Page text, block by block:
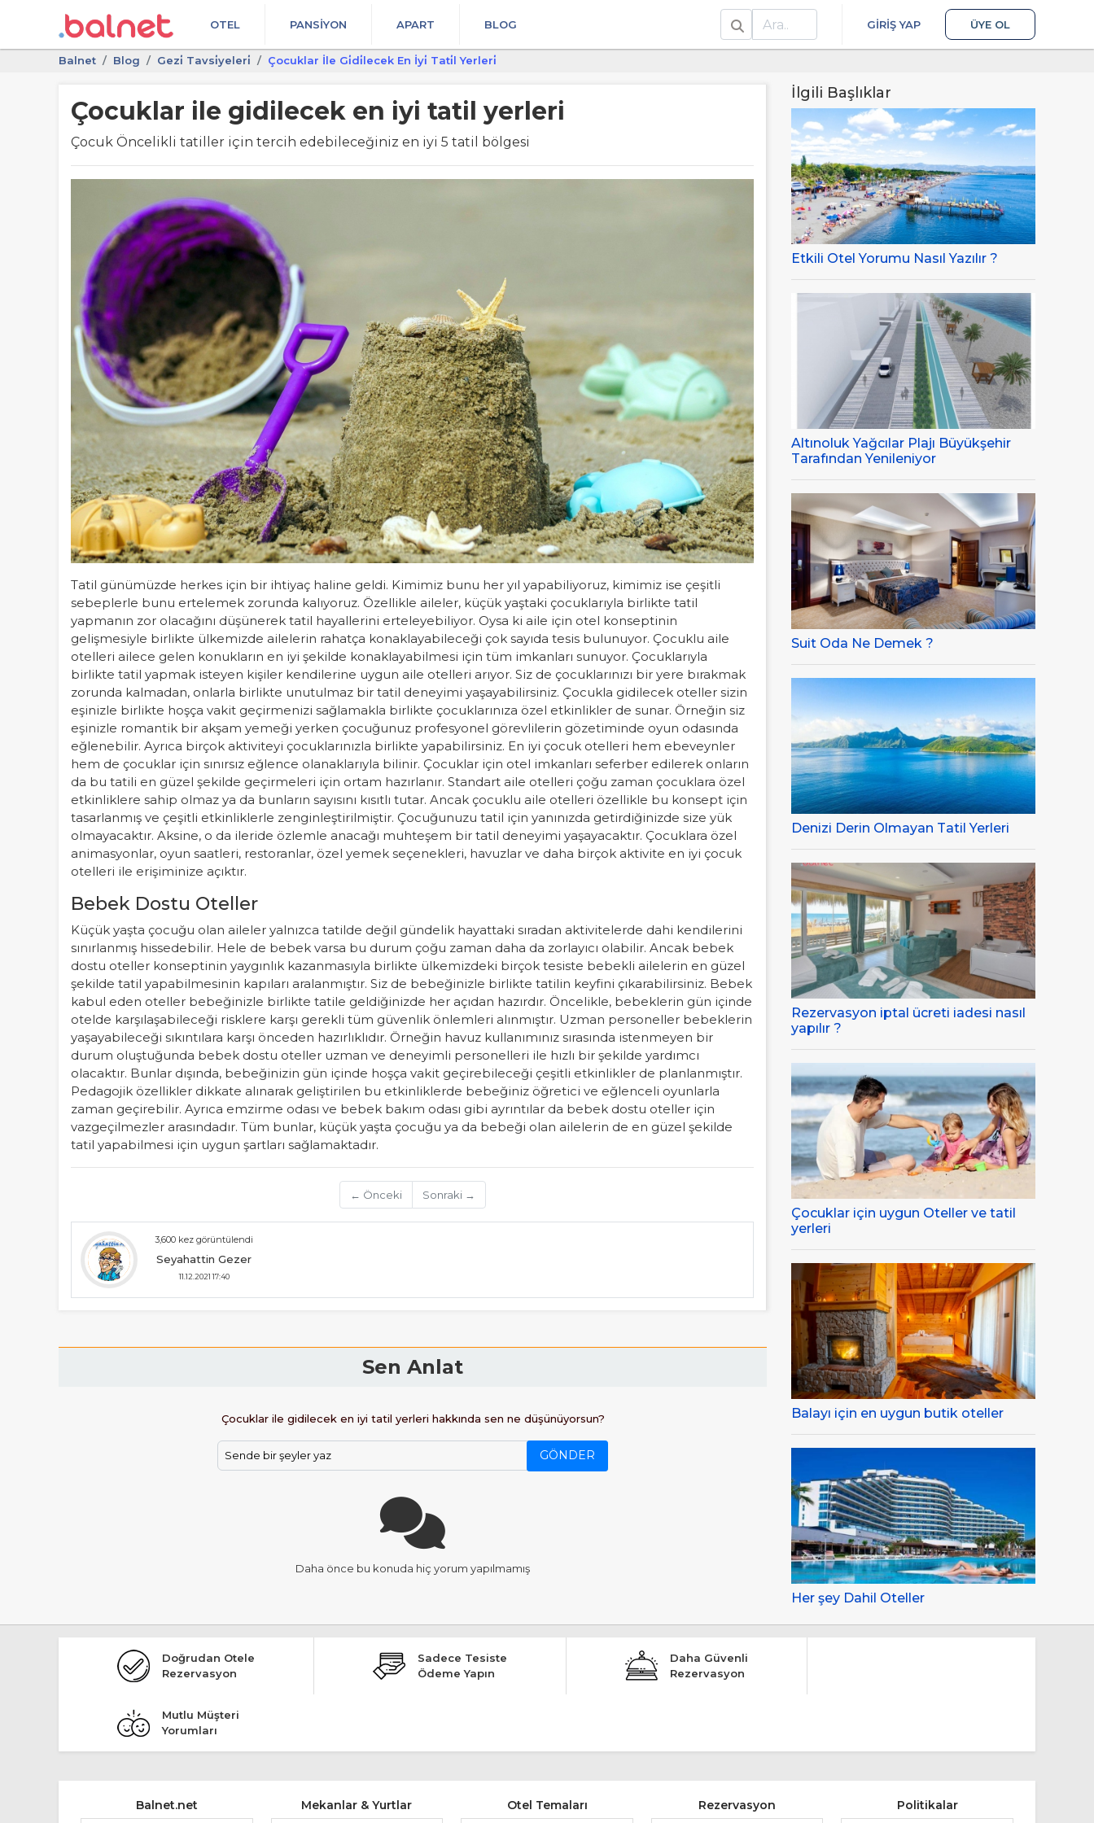
OTEL PANSIYON APART BLOG
Ara
GIRIŞ YAP ÜYE OL
Balnet Blog Gezi̇ Tavsi̇yeleri̇ Çocuklar İle Gi̇di̇lecek En İyi̇ Tati̇l Yerleri̇
Çocuklar ile gidilecek en iyi tatil yerleri
Çocuk Öncelikli tatiller için tercih edebileceğiniz en iyi 5 tatil bölgesi
Tatil günümüzde herkes için bir ihtiyaç haline geldi. Kimimiz bunu her yıl yapabiliyoruz, kimimiz ise çeşitli
sebeplerle bunu ertelemek zorunda kalıyoruz. Özellikle aileler, küçük yaştaki çocuklarıyla birlikte tatil
yapmanın zor olacağını düşünerek tatil hayallerini erteleyebiliyor. Oysa ki aile için otel konseptinin
gelişmesiyle birlikte ülkemizde ailelerin rahatça konaklayabileceği çok sayıda tesis bulunuyor. Çocuklu aile
otelleri ailece gelen konukların en iyi şekilde konaklayabilmesi için tüm imkanları sunuyor. Çocuklarıyla
birlikte tatil yapmak isteyen kişiler kendilerine uygun aile otelleri arıyor. Siz de çocuklarınızı bir yere bırakmak
zorunda kalmadan, onlarla birlikte unutulmaz bir tatil deneyimi yaşayabilirsiniz. Çocukla gidilecek oteller sizin
eşinizle birlikte hoşça vakit geçirmenizi sağlamakla birlikte çocuklarınıza özel etkinlikler de sunar. Örneğin siz
eşinizle romantik bir akşam yemeği yerken çocuğunuz profesyonel görevlilerin gözetiminde oyun odasında
eğlenebilir. Ayrıca birçok aktiviteyi çocuklarınızla birlikte yapabilirsiniz. En iyi çocuk otelleri hem ebeveynler
hem de çocuklar için sınırsız eğlence olanaklarıyla bilinir. Çocuklar için otel imkanları seferber edilerek onların
da bu tatili en güzel şekilde geçirmeleri için ortam hazırlanır. Standart aile otelleri çoğu zaman çocuklara özel
etkinliklere sahip olmaz ya da bunların sayısını kısıtlı tutar. Ancak çocuklu aile otelleri özellikle bu konsept için
tasarlanmış ve çeşitli etkinliklerle zenginleştirilmiştir. Çocuğunuzu tatil için yanınızda getirdiğinizde size yük
olmayacaktır. Aksine, o da ileride özlemle anacağı muhteşem bir tatil deneyimi yaşayacaktır. Çocuklara özel
animasyonlar, oyun saatleri, restoranlar, özel yemek seçenekleri, havuzlar ve daha birçok aktivite en iyi çocuk
otelleri ile erişiminize açıktır.
Bebek Dostu Oteller
Küçük yaşta çocuğu olan aileler yalnızca tatilde değil gündelik hayattaki sıradan aktivitelerde dahi kendilerini
sınırlanmış hissedebilir. Hele de bebek varsa bu durum çoğu zaman daha da zorlayıcı olabilir. Ancak bebek
dostu oteller konseptinin yaygınlık kazanmasıyla birlikte ülkemizdeki birçok tesiste bebekli ailelerin en güzel
şekilde tatil yapabilmesinin kapıları aralanmıştır. Siz de bebeğinizle birlikte tatilin keyfini çıkarabilirsiniz. Bebek
kabul eden oteller bebeğinizle birlikte tatile geldiğinizde her açıdan hazırdır. Öncelikle, bebeklerin gün içinde
otelde karşılaşabileceği risklere karşı gerekli tüm güvenlik önlemleri alınmıştır. Uzman personeller bebeklerin
yaşayabileceği sıkıntılara karşı önceden hazırlıklıdır. Örneğin havuz kullanımınız sırasında istenmeyen bir
durum oluştuğunda bebek dostu oteller uzman ve deneyimli personelleri ile hızlı bir şekilde yardımcı
olacaktır. Bunlar dışında, bebeğinizin gün içinde hoşça vakit geçirebileceği çeşitli etkinlikler de planlanmıştır.
Pedagojik özellikler dikkate alınarak geliştirilen bu etkinliklerde bebeğiniz öğretici ve eğlenceli oyunlarla
zaman geçirebilir. Ayrıca emzirme odası ve bebek bakım odası gibi ayrıntılar da bebek dostu oteller için
vazgeçilmezler arasındadır. Tüm bunlar, küçük yaşta çocuğu ya da bebeği olan ailelerin de en güzel şekilde
tatil yapabilmesi için uygun şartları sağlamaktadır.
← Önceki Sonraki →
3,600 kez görüntülendi
Seyahattin Gezer
11.12.2021 17:40
Sen Anlat
Çocuklar ile gidilecek en iyi tatil yerleri hakkında sen ne düşünüyorsun?
Sende bir şeyler yaz GÖNDER
Daha önce bu konuda hiç yorum yapılmamış
İlgili Başlıklar
Etkili Otel Yorumu Nasıl Yazılır ?
Altınoluk Yağcılar Plajı Büyükşehir
Tarafından Yenileniyor
Suit Oda Ne Demek ?
Denizi Derin Olmayan Tatil Yerleri
Rezervasyon iptal ücreti iadesi nasıl
yapılır ?
Çocuklar için uygun Oteller ve tatil
yerleri
Balayı için en uygun butik oteller
Her şey Dahil Oteller
Doğrudan Otele
Rezervasyon
Sadece Tesiste
Ödeme Yapın
Daha Güvenli
Rezervasyon
Mutlu Müşteri
Yorumları
Balnet.net Mekanlar & Yurtlar Otel Temaları Rezervasyon Politikalar